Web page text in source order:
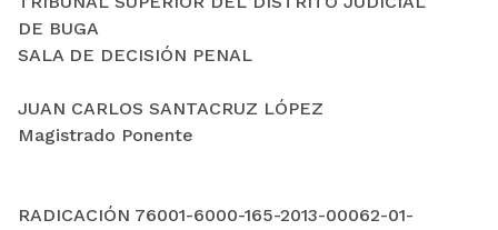
DE BUGA
SALA DE DECISIÓN PENAL
JUAN CARLOS SANTACRUZ LÓPEZ
Magistrado Ponente
RADICACIÓN 76001-6000-165-2013-00062-01-